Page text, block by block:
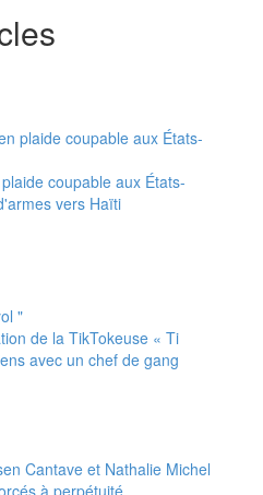
coupable aux États-
vers Haïti
de la TikTokeuse « Ti
avec un chef de gang